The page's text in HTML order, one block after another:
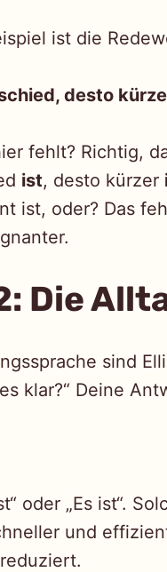
ist die
desto
fehlt? Richtig,
ist, desto kürzer
ist, oder? Das
Die
sind
klar?“ Deine
oder „Es ist“.
und